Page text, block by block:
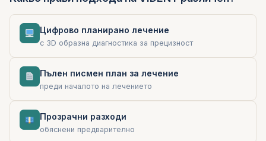
Цифрово планирано лечение
с 3D образна диагностика за прецизност
Пълен писмен план за лечение
преди началото на лечението
Прозрачни разходи
обяснени предварително